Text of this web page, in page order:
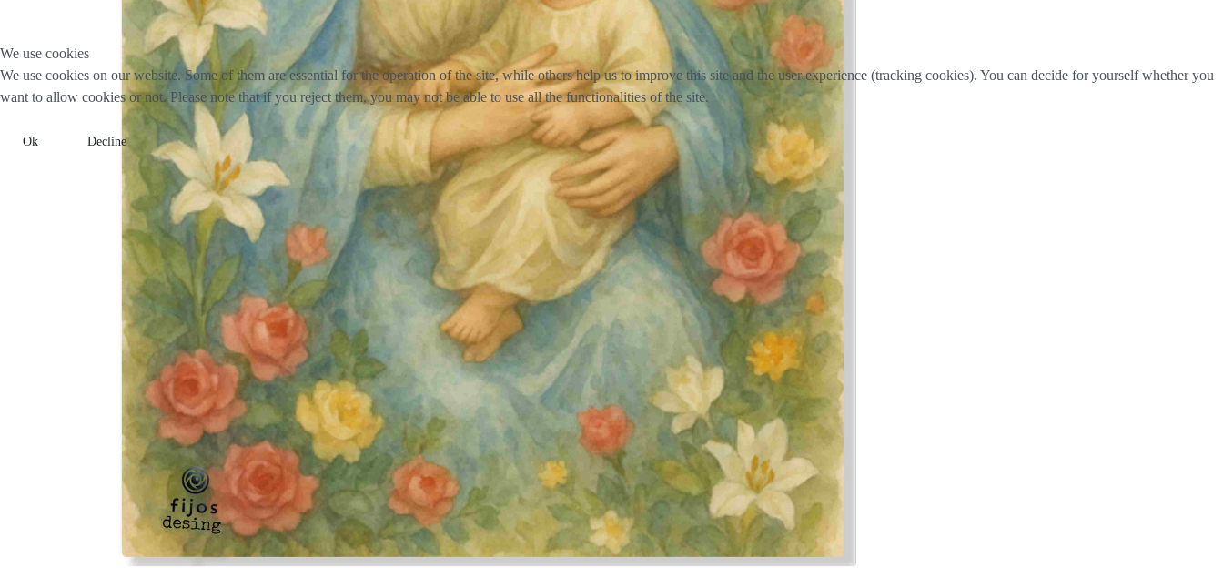
We use cookies
We use cookies on our website. Some of them are essential for the operation of the site, while others help us to improve this site and the user experience (tracking cookies). You can decide for yourself whether you
want to allow cookies or not. Please note that if you reject them, you may not be able to use all the functionalities of the site.
Ok Decline